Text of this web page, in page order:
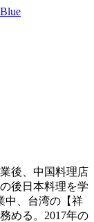
後、中国料理店
後日本料理を学
中、台湾の【祥
める。2017年の